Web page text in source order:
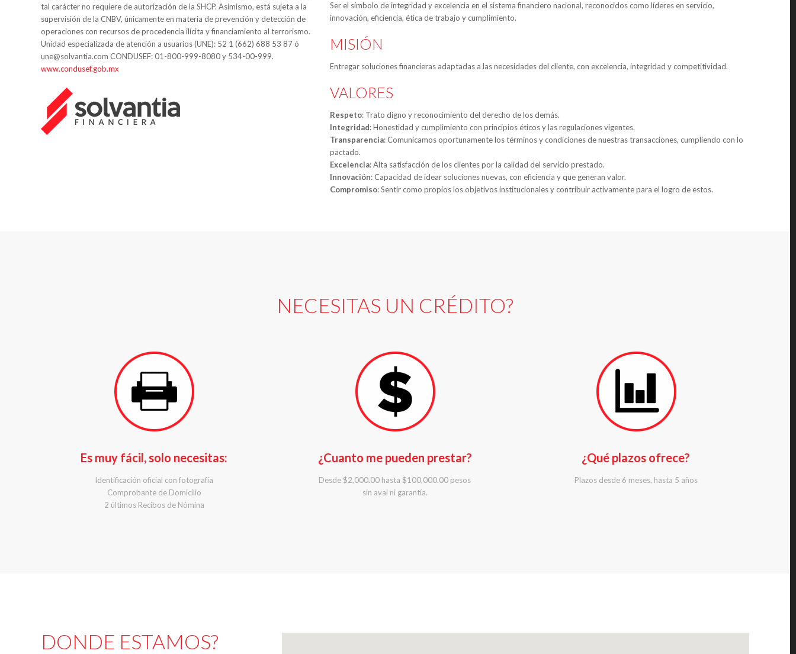
tal carácter no requiere de autorización de la SHCP. Asimismo, está sujeta a la
supervisión de la CNBV, únicamente en materia de prevención y detección de
operaciones con recursos de procedencia ilícita y financiamiento al terrorismo.
Unidad especializada de atención a usuarios (UNE): 52 1 (662) 688 53 87 ó
une@solvantia.com CONDUSEF: 01-800-999-8080 y 534-00-999.
www.condusef.gob.mx
Ser el símbolo de integridad y excelencia en el sistema financiero nacional, reconocidos como líderes en servicio,
innovación, eficiencia, ética de trabajo y cumplimiento.
MISIÓN
Entregar soluciones financieras adaptadas a las necesidades del cliente, con excelencia, integridad y competitividad.
VALORES
Respeto: Trato digno y reconocimiento del derecho de los demás.
Integridad: Honestidad y cumplimiento con principios éticos y las regulaciones vigentes.
Transparencia: Comunicamos oportunamente los términos y condiciones de nuestras transacciones, cumpliendo con lo
pactado.
Excelencia: Alta satisfacción de los clientes por la calidad del servicio prestado.
Innovación: Capacidad de idear soluciones nuevas, con eficiencia y que generan valor.
Compromiso: Sentir como propios los objetivos institucionales y contribuir activamente para el logro de estos.
NECESITAS UN CRÉDITO?
Es muy fácil, solo necesitas:
Identificación oficial con fotografía
Comprobante de Domicilio
2 últimos Recibos de Nómina
¿Cuanto me pueden prestar?
Desde $2,000.00 hasta $100,000.00 pesos
sin aval ni garantía.
¿Qué plazos ofrece?
Plazos desde 6 meses, hasta 5 años
DONDE ESTAMOS?